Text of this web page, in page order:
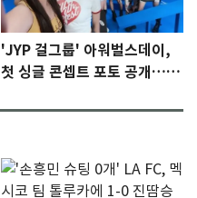
'JYP 걸그룹' 아워벌스데이,
첫 싱글 콘셉트 포토 공개…청